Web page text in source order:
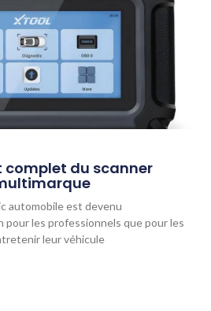
complet du scanner
automobile est devenu
pour les professionnels que pour les
leur véhicule